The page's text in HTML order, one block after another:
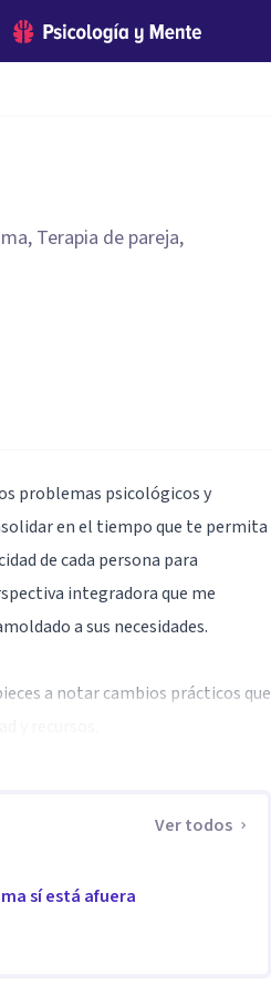
Terapia de pareja,
problemas psicológicos y
en el tiempo que te permita
de cada persona para
integradora que me
a sus necesidades.
a notar cambios prácticos que
identificar los patrones que
de afrontarlo. El
acompañamiento cercano,
primeras fases.
Ver todos
sí está afuera